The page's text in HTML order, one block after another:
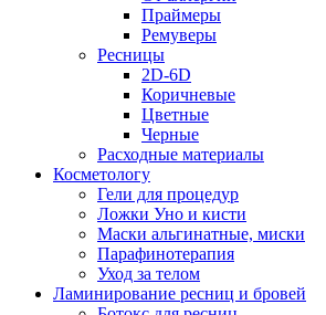
Праймеры
Ремуверы
Ресницы
2D-6D
Коричневые
Цветные
Черные
Расходные материалы
Косметологу
Гели для процедур
Ложки Уно и кисти
Маски альгинатные, миски
Парафинотерапия
Уход за телом
Ламинирование ресниц и бровей